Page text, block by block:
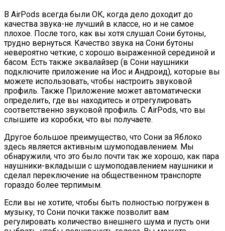
В AirPods всегда были ОК, когда дело доходит до
качества звука-не лучший в классе, но и не самое
плохое. После того, как вы хотя слушал Сони бутоны,
трудно вернуться. Качество звука на Сони бутоны
невероятно четкие, с хорошо выраженной серединой и
басом. Есть также эквалайзер (в Сони наушники
подключите приложение на Иос и Андроид), которые вы
можете использовать, чтобы настроить звуковой
профиль. Также Приложение может автоматически
определить, где вы находитесь и отрегулировать
соответственно звуковой профиль. С AirPods, что вы
слышите из коробки, что вы получаете.
Другое большое преимущество, что Сони за Яблоко
здесь является активным шумоподавлением. Мы
обнаружили, что это было почти так же хорошо, как пара
наушники-вкладыши с шумоподавлением наушники и
сделал переключение на общественном транспорте
гораздо более терпимым.
Если вы не хотите, чтобы быть полностью погружен в
музыку, то Сони почки также позволит вам
регулировать количество внешнего шума и пусть они